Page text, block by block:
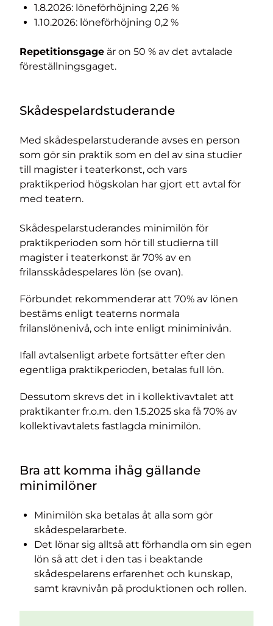
1.8.2026: löneförhöjning 2,26 %
1.10.2026: löneförhöjning 0,2 %
Repetitionsgage är on 50 % av det avtalade
föreställningsgaget.
Skådespelardstuderande
Med skådespelarstuderande avses en person
som gör sin praktik som en del av sina studier
till magister i teaterkonst, och vars
praktikperiod högskolan har gjort ett avtal för
med teatern.
Skådespelarstuderandes minimilön för
praktikperioden som hör till studierna till
magister i teaterkonst är 70% av en
frilansskådespelares lön (se ovan).
Förbundet rekommenderar att 70% av lönen
bestäms enligt teaterns normala
frilanslönenivå, och inte enligt miniminivån.
Ifall avtalsenligt arbete fortsätter efter den
egentliga praktikperioden, betalas full lön.
Dessutom skrevs det in i kollektivavtalet att
praktikanter fr.o.m. den 1.5.2025 ska få 70% av
kollektivavtalets fastlagda minimilön.
Bra att komma ihåg gällande
minimilöner
Minimilön ska betalas åt alla som gör
skådespelararbete.
Det lönar sig alltså att förhandla om sin egen
lön så att det i den tas i beaktande
skådespelarens erfarenhet och kunskap,
samt kravnivån på produktionen och rollen.